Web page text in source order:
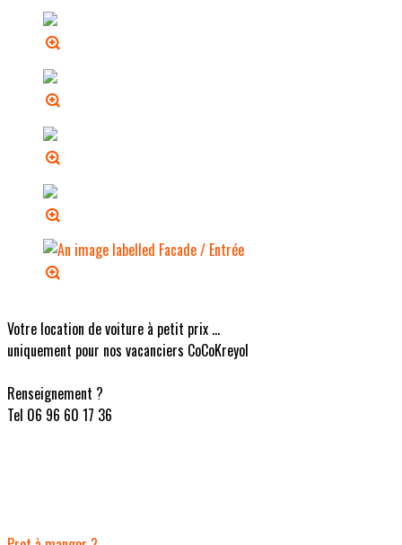
Votre location de voiture à petit prix ...
uniquement pour nos vacanciers CoCoKreyol
Renseignement ?
Tel 06 96 60 17 36